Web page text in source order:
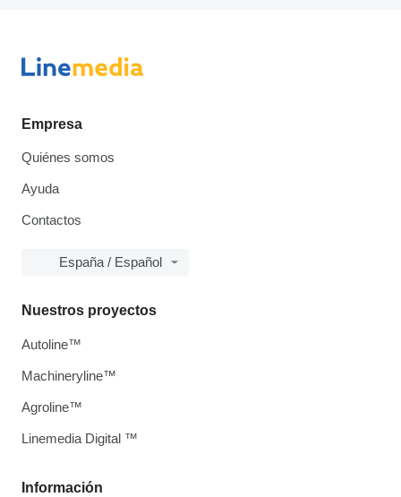
Empresa
Quiénes somos
Ayuda
Contactos
España / Español
Información
Nuestros proyectos
Autoline™
Machineryline™
Agroline™
Linemedia Digital ™